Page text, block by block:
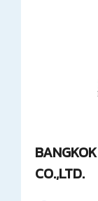
มาตรฐาน
การขอรับรอ
กฎระเบียบ พร
วารสารสมาคมฯ
CO.,LTD.